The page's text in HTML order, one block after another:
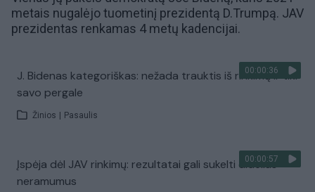
metais nugalėjo tuometinį prezidentą D.Trumpą. JAV
prezidentas renkamas 4 metų kadencijai.
00:00:36
J. Bidenas kategoriškas: nežada trauktis iš rinkimų ir tiki
savo pergale
Žinios Pasaulis
00:00:57
Įspėja dėl JAV rinkimų: rezultatai gali sukelti didelius
neramumus